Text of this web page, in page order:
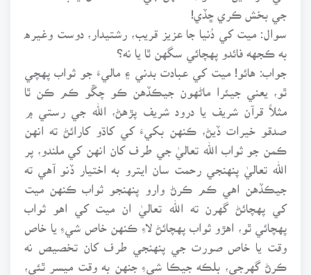
جي بخش ڪري ڇڏي!
سوال: ميت کي دُنيا جا عزيز قريب، رشتيدار، دوست وغيره
به ڪجهه فائدو پهچائي سگهن ٿا يا نه؟
جواب: هائو! ميت کي عبادت بدني ۽ ماليءَ جو ثواب پهچي
ٿو، يعني جيئرا ماڻهون جيڪڏهن ڪو چڱو ڪم ڪن ٿا
مثلاً قرآن شريف يا درود شريف پڙهڻ، الله جي رستي ۾
صدقو خيرات ڏيڻ، ڪنهن بکيءَ کي کاڌو کارائڻ ته انهن
ڪمن جو ثواب الله تعاليٰ جي طرف کان انهن کي ملندو، پر
الله تعاليٰ پنهنجي رحمت سان ايترو به اختيار ڏنو آهي ته
جيڪڏهن اهي ڪم ڪرڻ وارو پنهنجو ثواب ڪنهن ميت
کي پهچائڻ گهرن ته الله تعاليٰ ان ميت کي اهو ثواب
پهچائي ٿو، اهڙو ثواب پهچائڻ لاءِ ڪنهن خاص شيءِ يا خاص
وقت يا خاص صورت جي پنهنجي طرف کان تخصيص نه
ڪرڻ گهرجي، بلڪه جيڪا شيءِ جنهن به وقت ميسر ٿئي،